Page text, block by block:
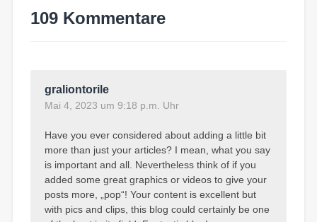
109 Kommentare
graliontorile
Mai 4, 2023 um 9:18 p.m. Uhr
Have you ever considered about adding a little bit
more than just your articles? I mean, what you say
is important and all. Nevertheless think of if you
added some great graphics or videos to give your
posts more, „pop“! Your content is excellent but
with pics and clips, this blog could certainly be one